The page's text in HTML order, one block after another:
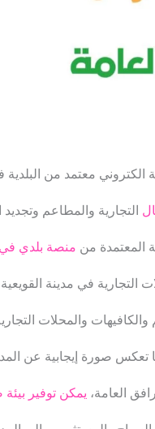
الكتروني معتمد من البلدية
التجارية والمطاعم
المعتمدة من منصة بلدي في
التجارية في مدينة
والمحلات
تعكس صورة إيجابية عن
العامة، يمكن توفير